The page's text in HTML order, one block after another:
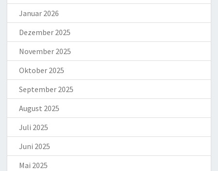
Januar 2026
Dezember 2025
November 2025
Oktober 2025
September 2025
August 2025
Juli 2025
Juni 2025
Mai 2025